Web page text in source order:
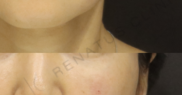
新着情報